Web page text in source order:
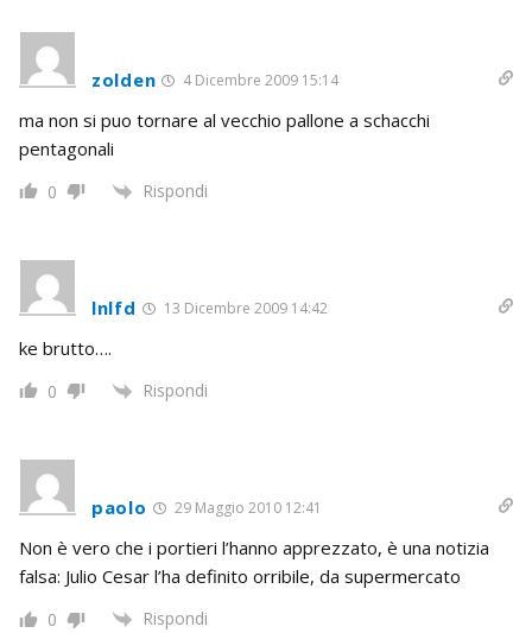
zolden 4 Dicembre 2009 15:14
ma non si puo tornare al vecchio pallone a schacchi
pentagonali
0 Rispondi
lnlfd 13 Dicembre 2009 14:42
ke brutto….
0 Rispondi
paolo 29 Maggio 2010 12:41
Non è vero che i portieri l’hanno apprezzato, è una notizia
falsa: Julio Cesar l’ha definito orribile, da supermercato
0 Rispondi